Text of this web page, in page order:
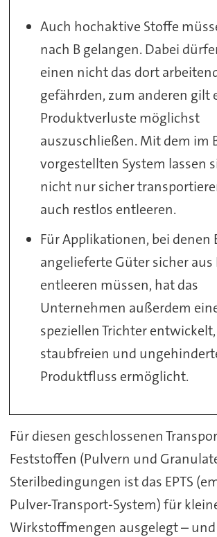
Auch hochaktive Stoffe
nach B gelangen. Dabei
einen nicht das dort
gefährden, zum anderen gilt
Produktverluste möglichst
auszuschließen. Mit dem im
vorgestellten System lassen
nicht nur sicher
auch restlos entleeren.
Für Applikationen, bei denen
angelieferte Güter sicher aus
entleeren müssen, hat das
Unternehmen außerdem
speziellen Trichter
staubfreien und
Produktfluss ermöglicht.
Für diesen geschlossenen
Feststoffen (Pulvern und
Sterilbedingungen ist das EPTS
Pulver-Transport-System) für
Wirkstoffmengen ausgelegt –